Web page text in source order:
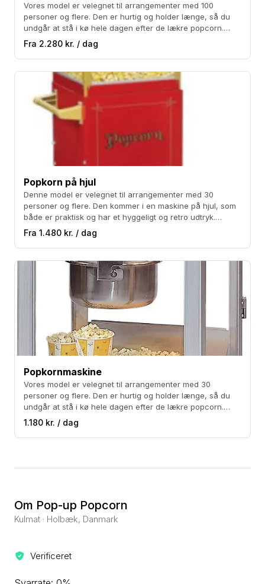
Vores model er velegnet til arrangementer med 100
personer og flere. Den er hurtig og holder længe, så du
undgår at stå i kø hele dagen efter de lækre popcorn.
Udover maskinen leverer vi majs, popcornfedt og
specialsalt i praktiske pakninger med popcorn til 250
portioner. Ønsker du endnu flere popcorn kan du købe
vores Popcorns festpakker inkl. popcorn, fedt, salt og
kræmmerhuse. Købet er inklusiv rengøring af maskinen.
Fra 2.280 kr. / dag
Popkorn på hjul
Denne model er velegnet til arrangementer med 30
personer og flere. Den kommer i en maskine på hjul, som
både er praktisk og har et hyggeligt og retro udtryk.
Udover maskinen leverer vi majs, popcornfedt og
specialsalt i praktiske pakninger med popcorn og
krammerhuse til 50 portioner. Ønsker du endnu flere
popcorn kan du købe vores Popcorns festpakker inkl.
popcorn, fedt, salt og kræmmerhuse. Købet er inklusiv
rengøring af maskinen.
Fra 1.480 kr. / dag
Popkornmaskine
Vores model er velegnet til arrangementer med 30
personer og flere. Den er hurtig og holder længe, så du
undgår at stå i kø hele dagen efter de lækre popcorn.
Udover maskinen leverer vi majs, popcornfedt og
specialsalt i praktiske pakninger med popcorn til 30
portioner. Ønsker du endnu flere popcorn kan du købe
1.180 kr. / dag
Om Pop-up Popcorn
Kulmat · Holbæk, Danmark
Verificeret